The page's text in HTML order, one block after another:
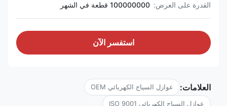
القدرة على العرض: 100000000 قطعة في الشهر
استفسر الآن
العلامات: عوازل السياج الكهربائي OEM
عوازل السياج الكهربائي ISO 9001